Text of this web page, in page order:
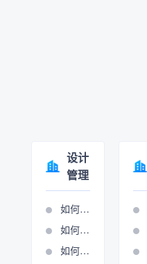
设计
管理
如何添加生产项目
如何设置项目执行
如何项目立项